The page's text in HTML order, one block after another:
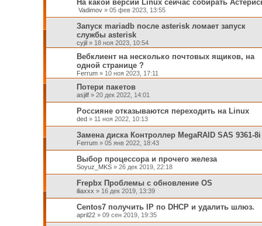
На какой версии Linux сейчас собирать
Vadimov» 05 фев 2023, 13:55
Запуск mariadb после asterisk ломает запуск
службы asterisk
cyjil » 18 ноя 2023, 10:54
Вебклиент на несколько почтовых ящиков, на
одной странице ?
Ferrum» 10 ноя 2023, 17:11
Потери пакетов
asjilf» 20 дек 2022, 14:01
Россияне отказываются переходить на Linux
ded » 11 ноя 2022, 10:13
Замена диска Контроллер MegaRAID SAS 9361-8i
Ferrum» 05 янв 2022, 18:43
Выбор процессора и прочего железа
Soyuz_MKS» 26 дек 2019, 22:18
Frepbx Проблемы с обновление OS
iliaxxx » 16 дек 2019, 13:39
Centos7 получить IP по DHCP и удалить шлюз.
april22» 09 сен 2019, 19:35